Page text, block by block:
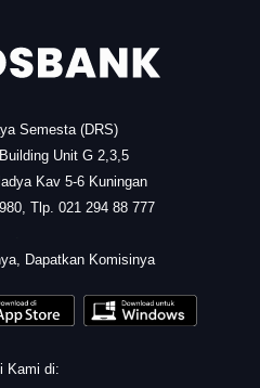
Semesta (DRS)
Unit G 2,3,5
Kav 5-6 Kuningan
Tlp. 021 294 88 777
Dapatkan Komisinya
Kami di: